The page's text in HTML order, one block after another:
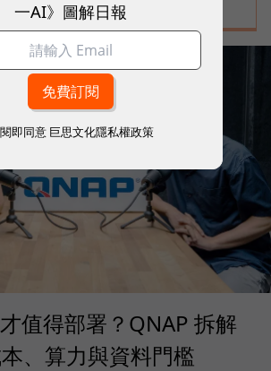
值得部署？QNAP 拆解
、算力與資料門檻
一AI》圖解日報
即同意 巨思文化隱私權政策